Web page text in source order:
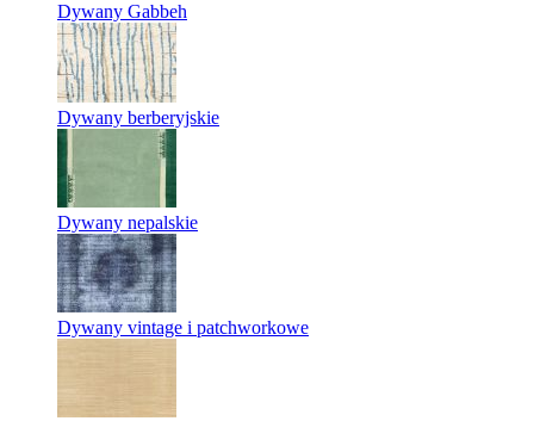
Dywany Gabbeh
Dywany berberyjskie
Dywany nepalskie
Dywany vintage i patchworkowe